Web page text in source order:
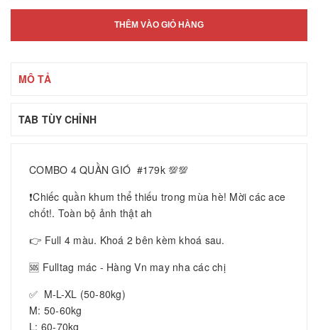
THÊM VÀO GIỎ HÀNG
MÔ TẢ
TAB TÙY CHỈNH
COMBO 4 QUẦN GIÓ #179k 💯💯
❗️Chiếc quần khum thể thiếu trong mùa hè! Mời các ace
chốt!. Toàn bộ ảnh thật ah
👉 Full 4 màu. Khoá 2 bên kèm khoá sau.
🆘 Fulltag mác - Hàng Vn may nha các chị
✅ M-L-XL (50-80kg)
M: 50-60kg
L: 60-70kg